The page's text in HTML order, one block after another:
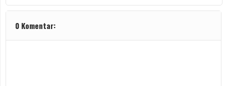
0 Komentar: